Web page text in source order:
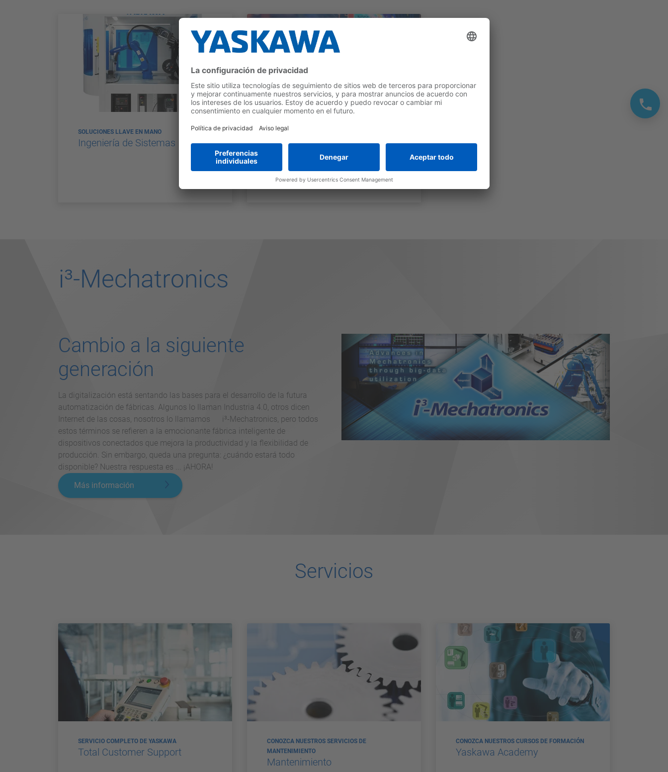
SOLUCIONES LLAVE EN MANO
Ingeniería de Sistemas
FÁCIL Y POTENTE
Software
i³-Mechatronics
Cambio a la siguiente
generación
La digitalización está sentando las bases para el desarrollo de la futura
automatización de fábricas. Algunos lo llaman Industria 4.0, otros dicen
Internet de las cosas, nosotros lo llamamos i³-Mechatronics, pero todos
estos términos se refieren a la emocionante fábrica inteligente de
dispositivos conectados que mejora la productividad y la flexibilidad de
producción. Sin embargo, queda una pregunta: ¿cuándo estará todo
disponible? Nuestra respuesta es ... ¡AHORA!
Más información
Servicios
SERVICIO COMPLETO DE YASKAWA
Total Customer Support
CONOZCA NUESTROS SERVICIOS DE
MANTENIMIENTO
Mantenimiento
CONOZCA NUESTROS CURSOS DE FORMACIÓN
Yaskawa Academy